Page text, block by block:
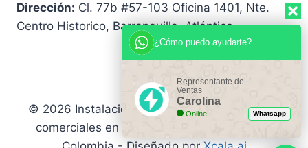
Dirección: Cl. 77b #57-103 Oficina 1401, Nte.
Centro Historico, Barranquilla, Atlántico
© 2026 Instalaciones eléctricas industriales y
comerciales en Barranquilla, Bogotá y toda
¿Cómo puedo ayudarte?
Representante de
Ventas
Carolina
Online Whatsapp